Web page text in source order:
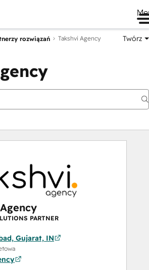
rozwiązań Takshvi Agency Twórz
PARTNER
Gujarat, IN